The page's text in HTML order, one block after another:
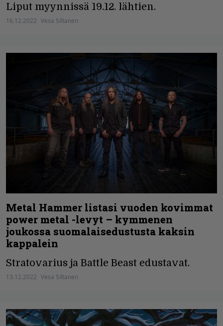
Liput myynnissä 19.12. lähtien.
16.12.2022 Vesa Siltanen
Metal Hammer listasi vuoden kovimmat
power metal -levyt – kymmenen
joukossa suomalaisedustusta kaksin
kappalein
Stratovarius ja Battle Beast edustavat.
13.12.2022 Vesa Siltanen